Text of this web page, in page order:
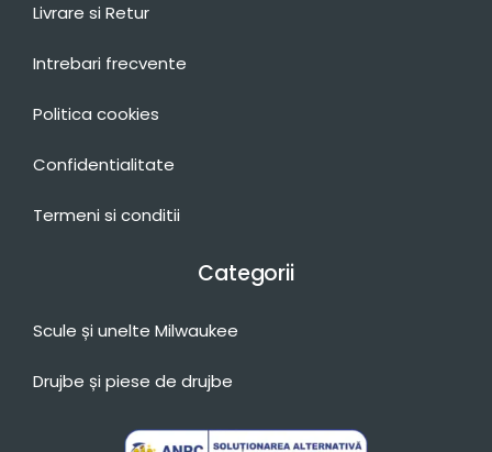
Livrare si Retur
Intrebari frecvente
Politica cookies
Confidentialitate
Termeni si conditii
Categorii
Scule și unelte Milwaukee
Drujbe și piese de drujbe